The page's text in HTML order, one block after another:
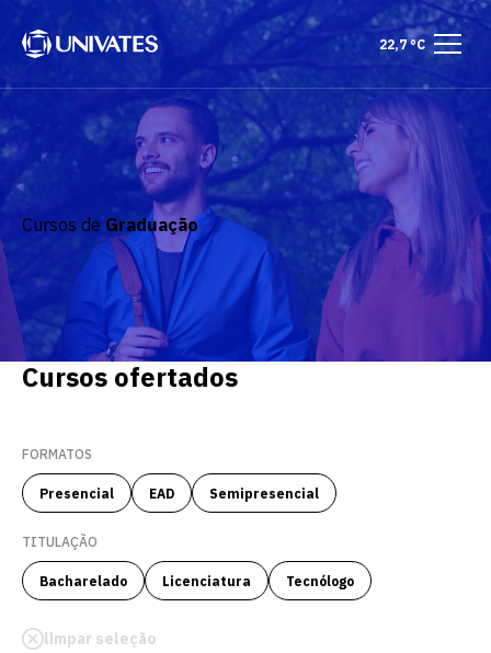
22,7 °C
Cursos de Graduação
Cursos ofertados
FORMATOS
Presencial EAD Semipresencial
TITULAÇÃO
Bacharelado Licenciatura Tecnólogo
limpar seleção